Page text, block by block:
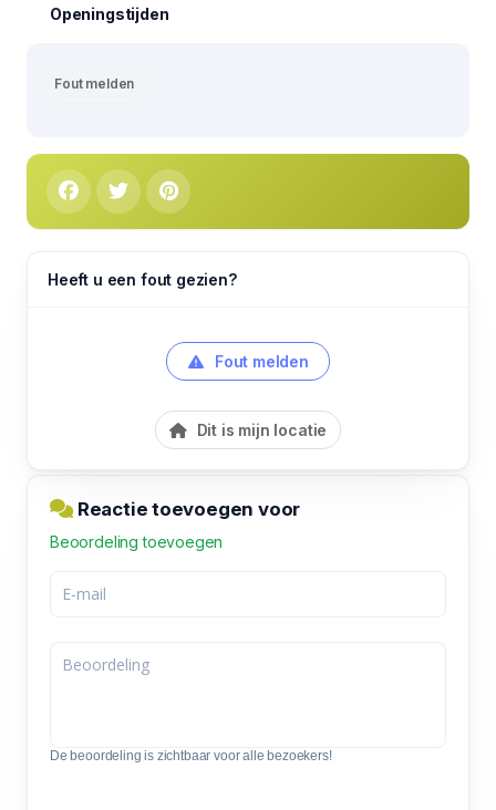
Openingstijden
Fout melden
Heeft u een fout gezien?
Fout melden
Dit is mijn locatie
Reactie toevoegen voor
Beoordeling toevoegen
De beoordeling is zichtbaar voor alle bezoekers!